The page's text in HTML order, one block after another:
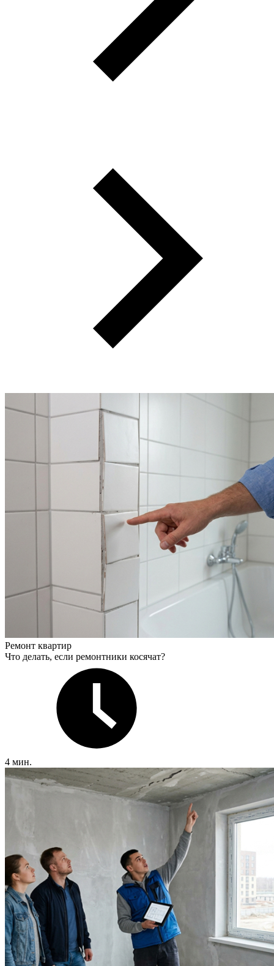
Ремонт квартир
Что делать, если ремонтники косячат?
4 мин.